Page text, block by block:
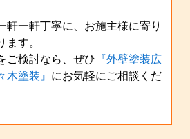
軒一軒丁寧に、お施主様に寄り
す。
ご検討なら、ぜひ 『外壁塗装広
塗装』 にお気軽にご相談くだ